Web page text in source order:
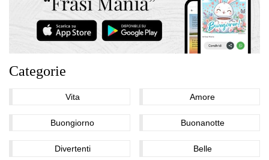
Categorie
Vita Amore
Buongiorno Buonanotte
Divertenti Belle